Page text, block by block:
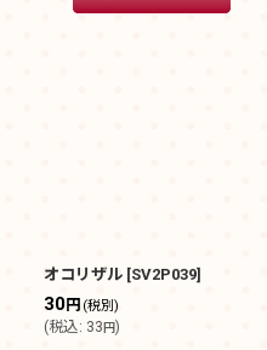
オコリザル [SV2P039]
30円 (税別)
(税込: 33円)